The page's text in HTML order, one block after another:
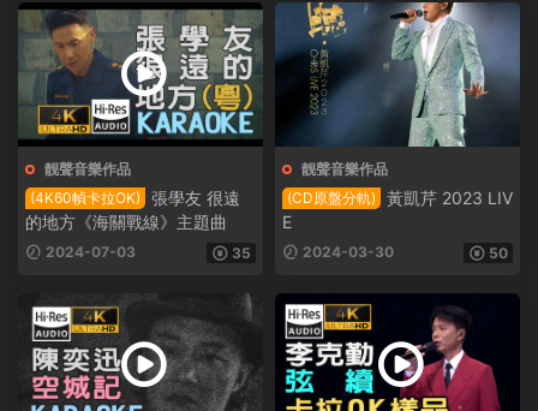
靓聲音樂作品
(4K60幀卡拉OK)
張學友 很遠
的地方《海關戰線》主題曲
2024-07-03 35
靓聲音樂作品
(CD原盤分軌)
黃凱芹 2023 LIV
E
2024-03-30 50